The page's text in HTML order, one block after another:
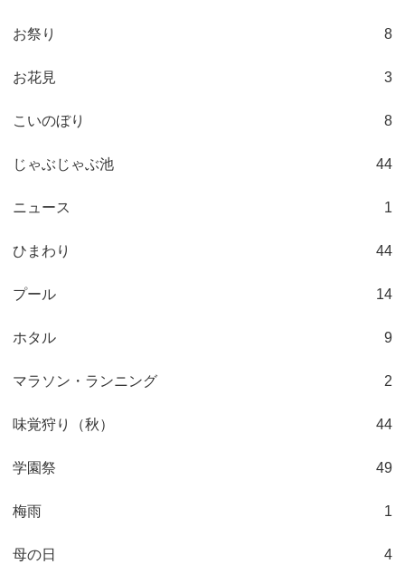
お祭り 8
お花見 3
こいのぼり 8
じゃぶじゃぶ池 44
ニュース 1
ひまわり 44
プール 14
ホタル 9
マラソン・ランニング 2
味覚狩り（秋） 44
学園祭 49
梅雨 1
母の日 4